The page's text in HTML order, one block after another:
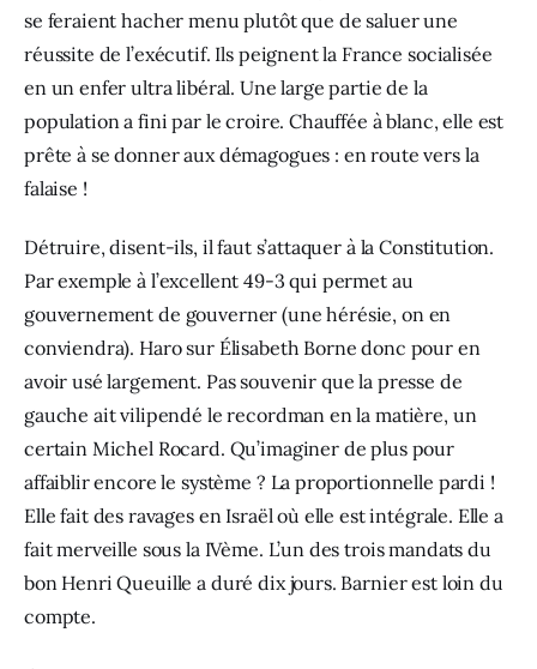
se feraient hacher menu plutôt que de ​saluer une
réussite de l’exécutif. Ils peignent la France socialisée
en un enfer ultra libéral. Une large partie de la
population a fini par le croire. Chauffée à blanc, elle est
prête à se donner aux démagogues : en route vers la
falaise !
Détruire, disent-ils, il faut s’attaquer à la Constitution.
Par exemple à l’excellent 49-3 qui permet au
gouvernement de gouverner (une hérésie, on en
conviendra). Haro sur Élisabeth Borne donc pour en
avoir usé largement. Pas souvenir que la presse de
gauche ait vilipendé le recordman en la matière, un
certain Michel Rocard. Qu’imaginer de plus pour
affaiblir encore le système ? La proportionnelle pardi !
Elle fait des ravages en Israël où elle est intégrale. Elle a
fait merveille sous la IVème. L’un des trois mandats du
bon Henri Queuille a duré dix jours. Barnier est loin du
compte.